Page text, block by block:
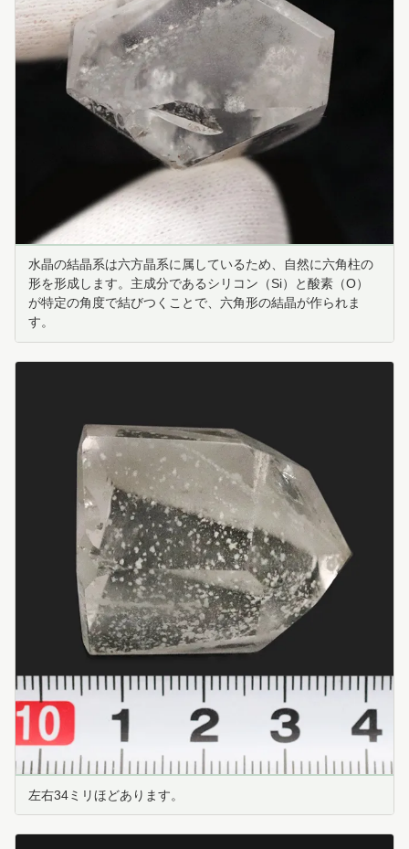
水晶の結晶系は六方晶系に属しているため、自然に六角柱の
形を形成します。主成分であるシリコン（Si）と酸素（O）
が特定の角度で結びつくことで、六角形の結晶が作られま
す。
左右34ミリほどあります。